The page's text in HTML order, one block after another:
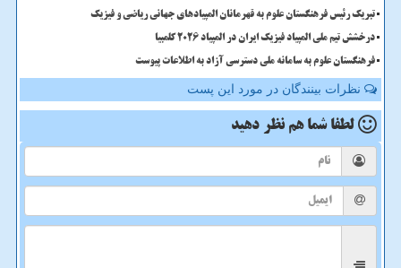
تبریک رئیس فرهنگستان علوم به قهرمانان المپیادهای جهانی ریاضی و فیزیک
درخشش تیم ملی المپیاد فیزیک ایران در المپیاد 2026 کلمبیا
فرهنگستان علوم به سامانه ملی دسترسی آزاد به اطلاعات پیوست
نظرات بینندگان در مورد این پست
لطفا شما هم نظر دهید